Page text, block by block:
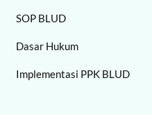
SOP BLUD
Dasar Hukum
Implementasi PPK BLUD